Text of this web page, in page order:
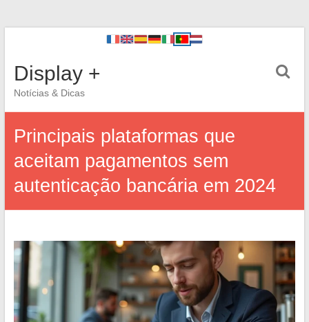
Display +
Notícias & Dicas
Principais plataformas que
aceitam pagamentos sem
autenticação bancária em 2024